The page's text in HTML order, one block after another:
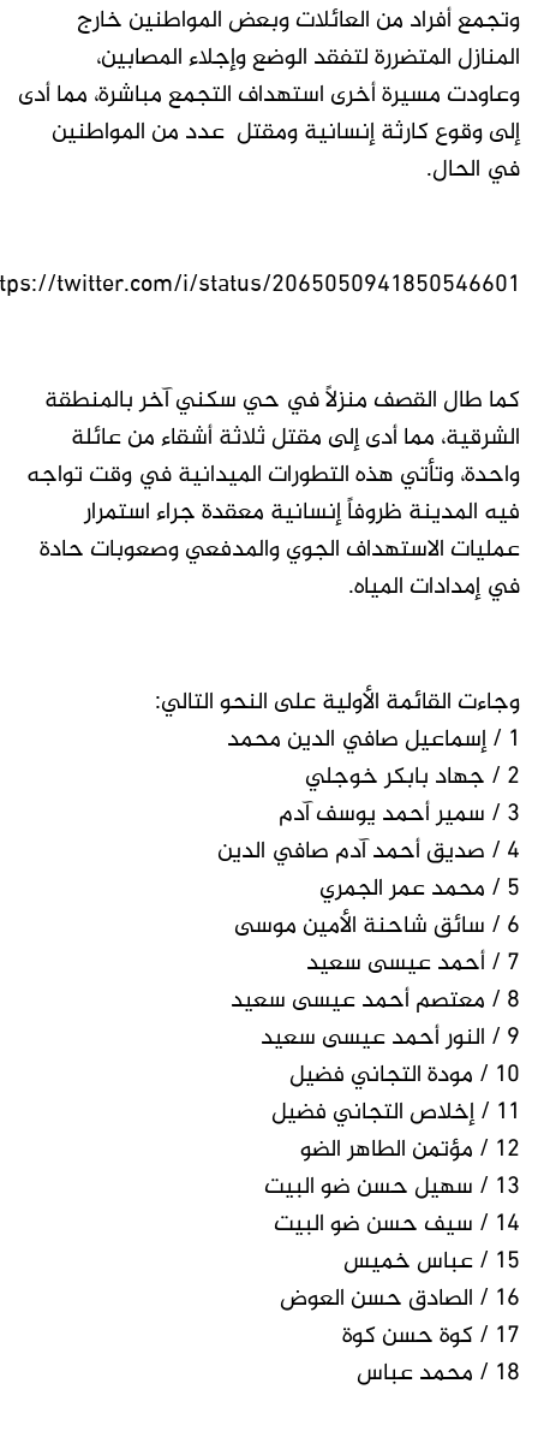
وتجمع أفراد من العائلات وبعض المواطنين خارج
المنازل المتضررة لتفقد الوضع وإجلاء المصابين،
وعاودت مسيرة أخرى استهداف التجمع مباشرة، مما أدى
إلى وقوع كارثة إنسانية ومقتل عدد من المواطنين
في الحال.
twitter.com/i/status/2065050941850546601
كما طال القصف منزلاً في حي سكني آخر بالمنطقة
الشرقية، مما أدى إلى مقتل ثلاثة أشقاء من عائلة
واحدة، وتأتي هذه التطورات الميدانية في وقت تواجه
فيه المدينة ظروفاً إنسانية معقدة جراء استمرار
عمليات الاستهداف الجوي والمدفعي وصعوبات حادة
في إمدادات المياه.
وجاءت القائمة الأولية على النحو التالي:
1 / إسماعيل صافي الدين محمد
2 / جهاد بابكر خوجلي
3 / سمير أحمد يوسف آدم
4 / صديق أحمد آدم صافي الدين
5 / محمد عمر الجمري
6 / سائق شاحنة الأمين موسى
7 / أحمد عيسى سعيد
8 / معتصم أحمد عيسى سعيد
9 / النور أحمد عيسى سعيد
10 / مودة التجاني فضيل
11 / إخلاص التجاني فضيل
12 / مؤتمن الطاهر الضو
13 / سهيل حسن ضو البيت
14 / سيف حسن ضو البيت
15 / عباس خميس
16 / الصادق حسن العوض
17 / كوة حسن كوة
18 / محمد عباس